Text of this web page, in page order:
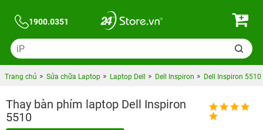
1900.0351
Trang chủ Sửa chữa Laptop Laptop Dell Dell Inspiron Dell Inspiron 5510
Thay bàn phím laptop Dell Inspiron
5510